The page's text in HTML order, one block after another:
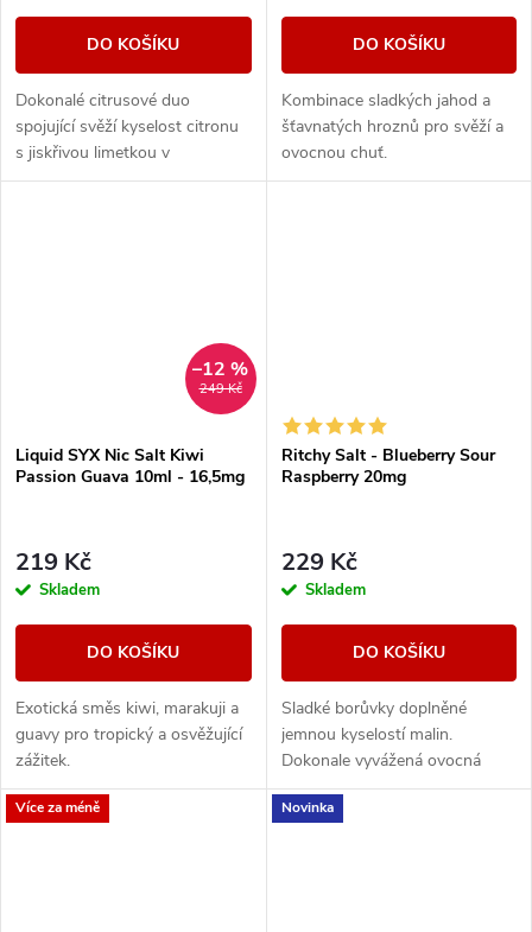
DO KOŠÍKU
Dokonalé citrusové duo
spojující svěží kyselost citronu
s jiskřivou limetkou v
kombinaci, která přináší
DO KOŠÍKU
Kombinace sladkých jahod a
šťavnatých hroznů pro svěží a
ovocnou chuť.
249 Kč
–12 %
Liquid SYX Nic Salt Kiwi
Passion Guava 10ml - 16,5mg
219 Kč
Skladem
DO KOŠÍKU
Exotická směs kiwi, marakuji a
guavy pro tropický a osvěžující
zážitek.
Ritchy Salt - Blueberry Sour
Raspberry 20mg
229 Kč
Skladem
DO KOŠÍKU
Sladké borůvky doplněné
jemnou kyselostí malin.
Dokonale vyvážená ovocná
směs, která kombinuje sladké i
svěží tóny.
Více za méně Novinka